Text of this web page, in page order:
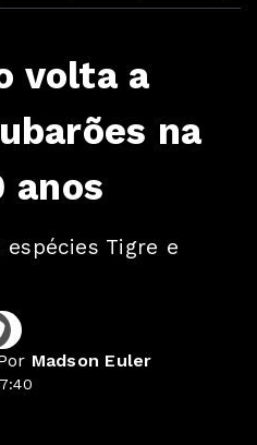
volta a
na
anos
Tigre e
Madson Euler